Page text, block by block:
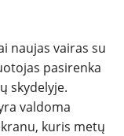
naujas vairas su
pasirenka
skydelyje.
valdoma
kuris metų